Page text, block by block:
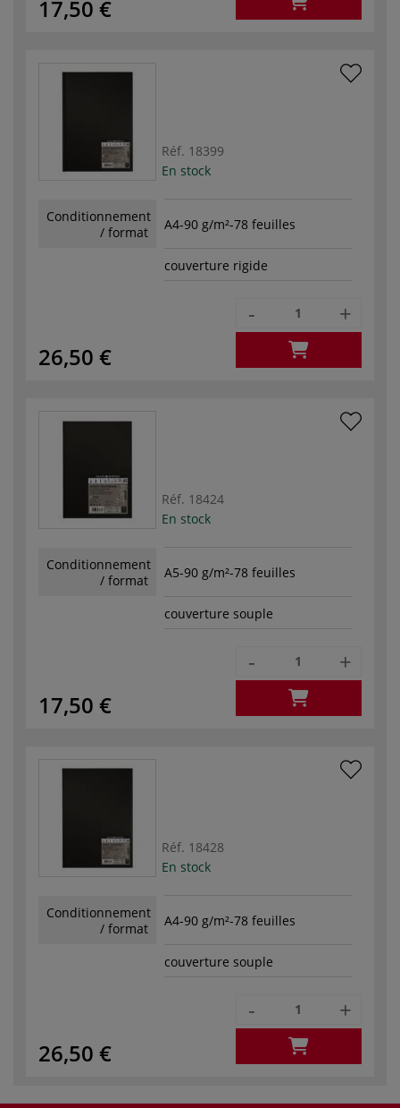
17,50 €
Réf. 18399
En stock
Conditionnement
/ format
A4-90 g/m²-78 feuilles
couverture rigide
26,50 €
- +
Réf. 18424
En stock
Conditionnement
/ format
A5-90 g/m²-78 feuilles
couverture souple
17,50 €
- +
Réf. 18428
En stock
Conditionnement
/ format
A4-90 g/m²-78 feuilles
couverture souple
26,50 €
- +